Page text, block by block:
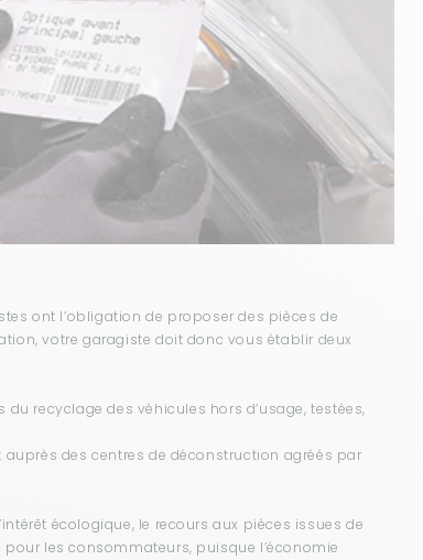
ont l’obligation de proposer des pièces de
votre garagiste doit donc vous établir deux
recyclage des véhicules hors d’usage, testées,
des centres de déconstruction agréés par
écologique, le recours aux pièces issues de
les consommateurs, puisque l’économie